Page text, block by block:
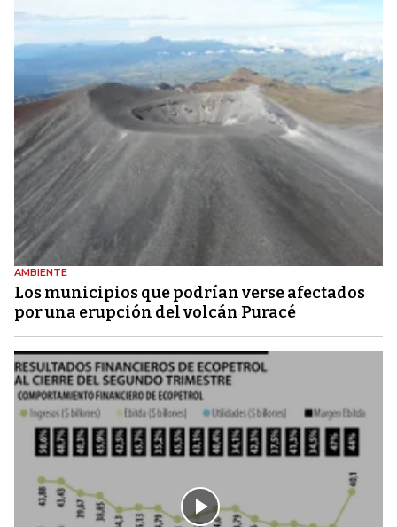
AMBIENTE
Los municipios que podrían verse afectados
por una erupción del volcán Puracé